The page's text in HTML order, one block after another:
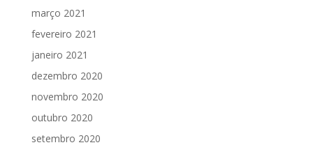
março 2021
fevereiro 2021
janeiro 2021
dezembro 2020
novembro 2020
outubro 2020
setembro 2020